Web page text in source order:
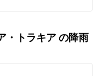
・トラキア の降雨